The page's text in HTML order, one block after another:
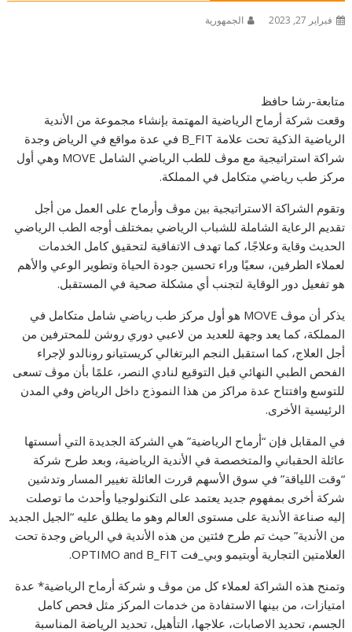
فبراير 27, 2023 الجمهورية
متابعة-رشا حافظ
وقعت شركة أرماح الرياضية المهتمة بإنشاء مجموعة من الأندية
الرياضية الذكية تحت علامة B_FIT في عدة مواقع في الرياض وجدة
شراكة استراتيجية مع موڤ للطب الرياضي الشامل MOVE وهي أول
مركز طب رياضي متكامل في المملكة.
وتقوم الشراكة الاستراتيجية بين موڤ وأرماح على العمل من أجل
تقديم الرعاية الشاملة للشباب الرياضي بمختلف أوجه الطب الرياضي
الحديث وقاية وعلاجًا، كما تهدف الاتفاقية لتحقيق كامل الخدمات
لعملاء الطرفين، سعيًا وراء تحسين جودة الحياة وتطوير الوعي والأهم
هو تفعيل دور الوقاية لتجنب أي مشكلة صحية في المستقبل.
يذكر أن موڤ MOVE هو أول مركز طب رياضي شامل متكامل في
المملكة، كما يعد وجهة للعديد من لاعبي دوري روشن للمحترفين من
أجل العلاج، كما استقبل النجم البرتغالي كريستيانو رونالدو لإجراء
الفحص الطبي النهائي قبل التوقيع لنادي النصر، علمًا بأن موڤ تسعى
للتوسع وافتتاح عدة مراكز من هذا النموذج داخل الرياض وفي المدن
الرئيسية الأخرى.
في المقابل فإن “أرماح الرياضية” هي الشركة الجديدة التي أسستها
عائلة الحقباني والمتخصصة في الأندية الرياضية، وبعد طرح شركة
“وقت اللياقة” في سوق الأسهم قررت العائلة تغيير المسار وتدشين
شركة أخرى بمفهوم جديد يعتمد على التكنولوجيا وأحدث ما توصلت
إليه صناعة الأندية على مستوى العالم وهو ما يطلق عليه “الجيل الجديد
من الأندية” حيث تم طرح فئتين من هذه الأندية في الرياض وجدة تحت
العلامتين التجارية أوبتيمو وبي_فت OPTIMO and B_FIT.
وتمنح هذه الشراكة لعملاء كل من موڤ و شركة أرماح الرياضية* عدة
امتيازات، من بينها الاستفادة من خدمات المركز مثل فحص كامل
الجسم، تحديد الاصابات، علاجها، التأهيل، تحديد الرياضة المناسبة